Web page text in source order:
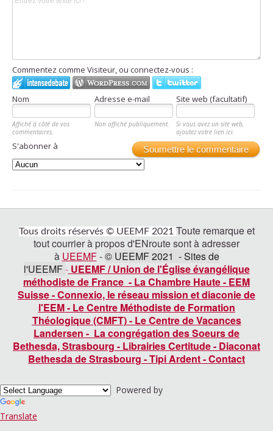
Commentez comme Visiteur, ou connectez-vous :
Nom Adresse e-mail Site web (facultatif)
Affiché à côté de vos
commentaires.
Non affiché publiquement.
Si vous avez un site web,
ajoutez votre lien ici.
Soumettre le commentaire
S'abonner à
Tous droits réservés © UEEMF 2021 Toute remarque et
tout courrier à propos d'ENroute sont à adresser
à UEEMF-© UEEMF 2021 - Sites de
l'UEEMF- UEEMF / Union de l'Église évangélique
méthodiste de France - La Chambre Haute- EEM
Suisse-Connexio, le réseau mission et diaconie de
l'EEM- Le Centre Méthodiste de Formation
Théologique (CMFT)- Le Centre de Vacances
Landersen - La congrégation des Soeurs de
Bethesda, Strasbourg - Librairies Certitude- Diaconat
Bethesda de Strasbourg -Tipi Ardent-Contact
Powered by
Translate